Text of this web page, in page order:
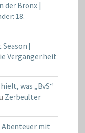
der Bronx |
18.
|
Vergangenheit:
was „BvS“
Zerbeulter
Abenteuer mit